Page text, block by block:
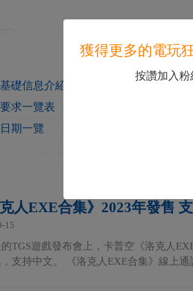
礎信息介紹
求一覽表
期一覽
克人EXE合集》2023年發售
15
TGS遊戲發布會上，卡普空《洛克人
支持中文。 《洛克人EXE合集》線上
獲得更多的電玩
按讚加入粉